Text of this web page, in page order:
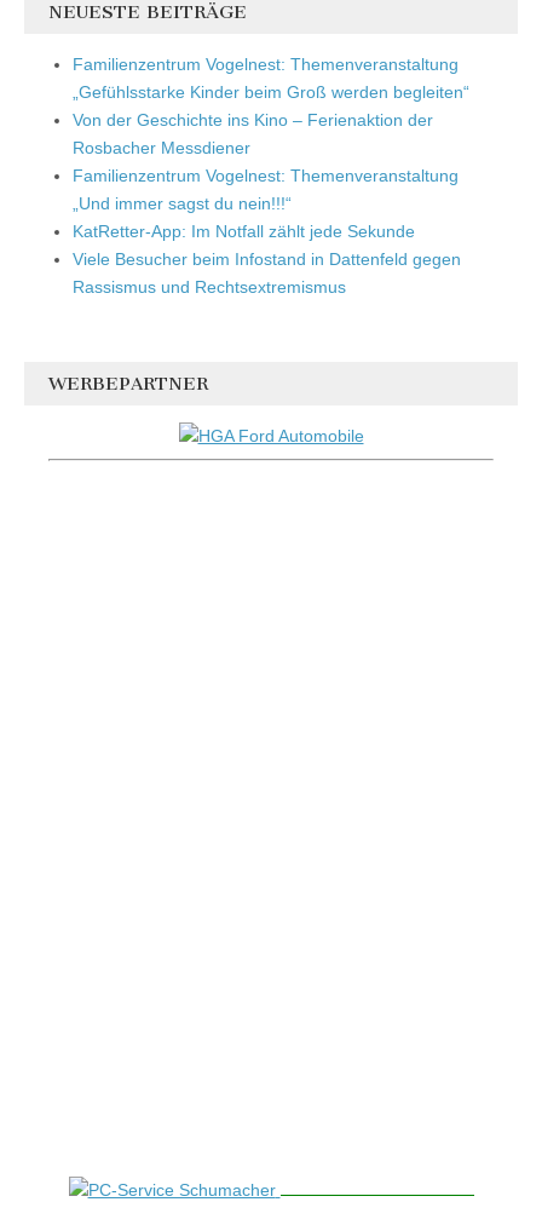
NEUESTE BEITRÄGE
Familienzentrum Vogelnest: Themenveranstaltung
„Gefühlsstarke Kinder beim Groß werden begleiten“
Von der Geschichte ins Kino – Ferienaktion der
Rosbacher Messdiener
Familienzentrum Vogelnest: Themenveranstaltung
„Und immer sagst du nein!!!“
KatRetter-App: Im Notfall zählt jede Sekunde
Viele Besucher beim Infostand in Dattenfeld gegen
Rassismus und Rechtsextremismus
WERBEPARTNER